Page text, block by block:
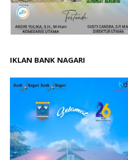
IKLAN BANK NAGARI